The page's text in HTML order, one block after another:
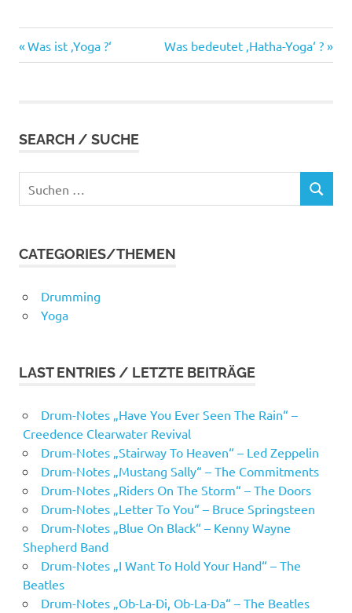
Beitragsnavigation
Vorheriger
Beitrag:
Was ist ‚Yoga ?‘
Nächster
Beitrag:
Was bedeutet ‚Hatha-Yoga‘ ?
SEARCH / SUCHE
nach:
SUCHEN
CATEGORIES/THEMEN
Drumming
Yoga
LAST ENTRIES / LETZTE BEITRÄGE
Drum-Notes „Have You Ever Seen The Rain“ –
Creedence Clearwater Revival
Drum-Notes „Stairway To Heaven“ – Led Zeppelin
Drum-Notes „Mustang Sally“ – The Commitments
Drum-Notes „Riders On The Storm“ – The Doors
Drum-Notes „Letter To You“ – Bruce Springsteen
Drum-Notes „Blue On Black“ – Kenny Wayne
Shepherd Band
Drum-Notes „I Want To Hold Your Hand“ – The
Beatles
Drum-Notes „Ob-La-Di, Ob-La-Da“ – The Beatles